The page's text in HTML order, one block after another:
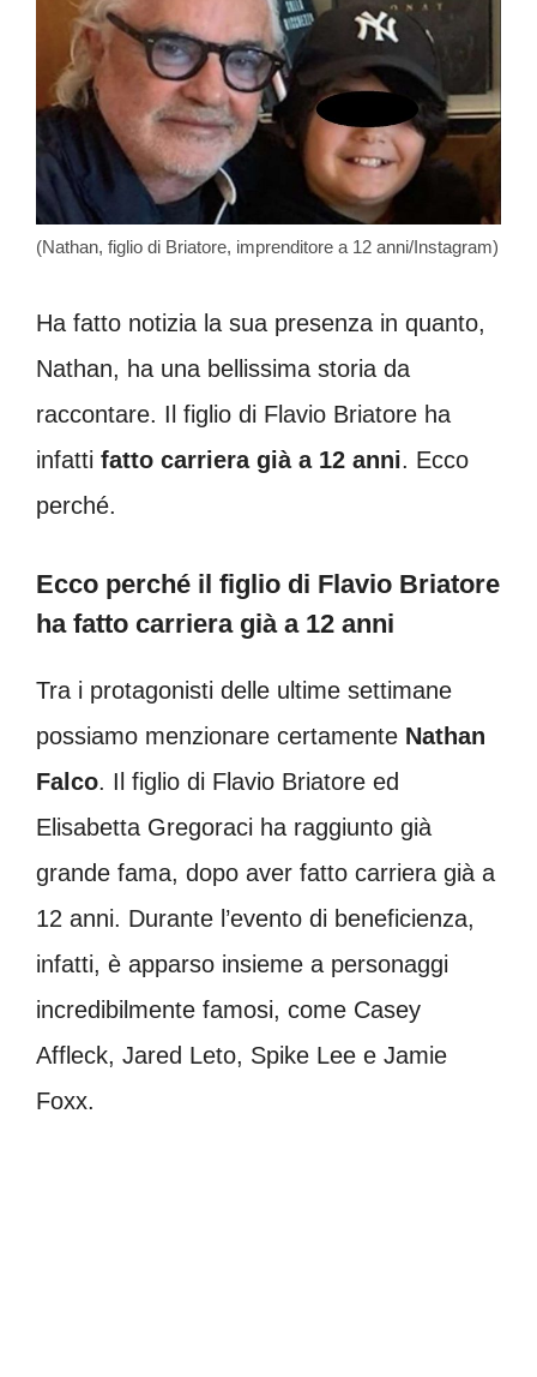
(Nathan, figlio di Briatore, imprenditore a 12 anni/Instagram)
Ha fatto notizia la sua presenza in quanto,
Nathan, ha una bellissima storia da
raccontare. Il figlio di Flavio Briatore ha
infatti fatto carriera già a 12 anni. Ecco
perché.
Ecco perché il figlio di Flavio Briatore
ha fatto carriera già a 12 anni
Tra i protagonisti delle ultime settimane
possiamo menzionare certamente Nathan
Falco. Il figlio di Flavio Briatore ed
Elisabetta Gregoraci ha raggiunto già
grande fama, dopo aver fatto carriera già a
12 anni. Durante l’evento di beneficienza,
infatti, è apparso insieme a personaggi
incredibilmente famosi, come Casey
Affleck, Jared Leto, Spike Lee e Jamie
Foxx.